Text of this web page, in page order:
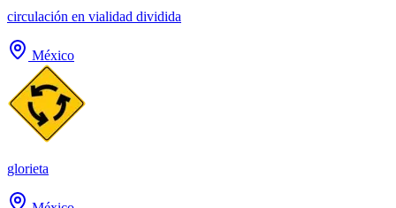
circulación en vialidad dividida
México
glorieta